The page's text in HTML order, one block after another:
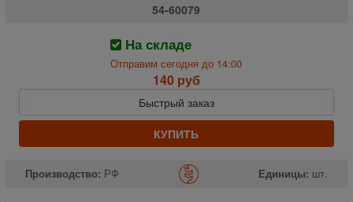
54-60079
На складе
Отправим сегодня до 14:00
140 руб
Быстрый заказ
КУПИТЬ
Производство: РФ Единицы: шт.